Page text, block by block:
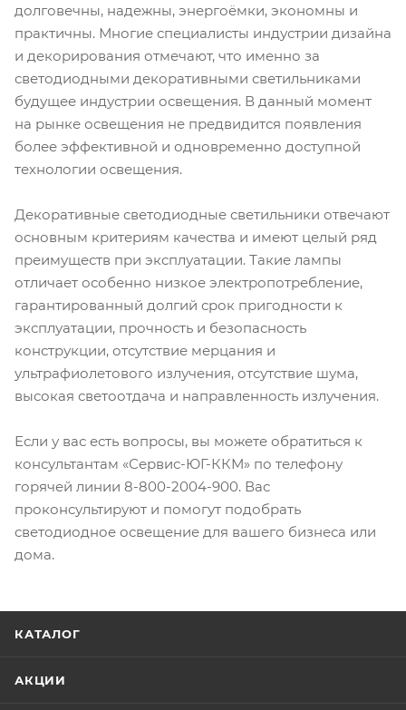
долговечны, надежны, энергоёмки, экономны и
практичны. Многие специалисты индустрии дизайна
и декорирования отмечают, что именно за
светодиодными декоративными светильниками
будущее индустрии освещения. В данный момент
на рынке освещения не предвидится появления
более эффективной и одновременно доступной
технологии освещения.
Декоративные светодиодные светильники отвечают
основным критериям качества и имеют целый ряд
преимуществ при эксплуатации. Такие лампы
отличает особенно низкое электропотребление,
гарантированный долгий срок пригодности к
эксплуатации, прочность и безопасность
конструкции, отсутствие мерцания и
ультрафиолетового излучения, отсутствие шума,
высокая светоотдача и направленность излучения.
Если у вас есть вопросы, вы можете обратиться к
консультантам «Сервис-ЮГ-ККМ» по телефону
горячей линии 8-800-2004-900. Вас
проконсультируют и помогут подобрать
светодиодное освещение для вашего бизнеса или
дома.
КАТАЛОГ
АКЦИИ